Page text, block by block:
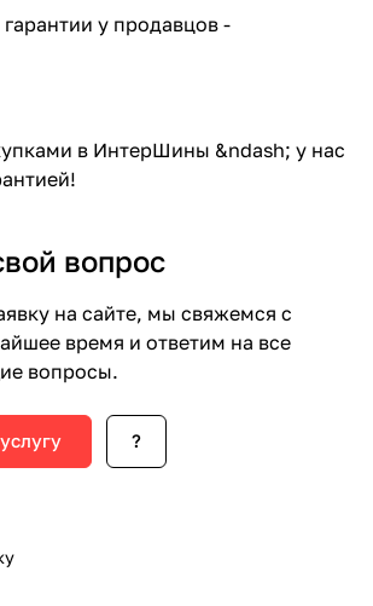
у продавцов -
в ИнтерШины &ndash; у нас
вопрос
на сайте, мы свяжемся с
время и ответим на все
вопросы.
?